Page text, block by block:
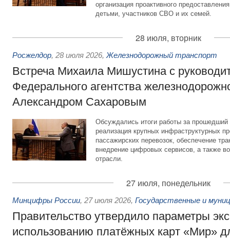
организация проактивного
детьми, участников СВО и их семей.
28 июля, вторник
Росжелдор, 28 июля 2026, Железнодорожный транспорт
Встреча Михаила Мишустина с
Федерального агентства
Александром Сахаровым
Обсуждались итоги работы за
реализация крупных инфраструктурных
пассажирских перевозок, обеспечение
внедрение цифровых сервисов, а также
отрасли.
27 июля, понедельник
Минцифры России, 27 июля 2026, Государственные и
Правительство утвердило параметры
использованию платёжных карт «Мир»